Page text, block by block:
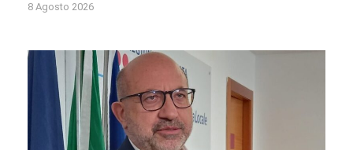
8 Agosto 2026